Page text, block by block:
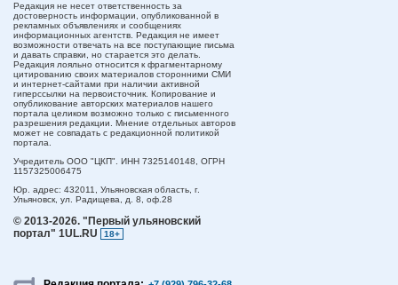
Редакция не несет ответственность за
достоверность информации, опубликованной в
рекламных объявлениях и сообщениях
информационных агентств. Редакция не имеет
возможности отвечать на все поступающие письма
и давать справки, но старается это делать.
Редакция лояльно относится к фрагментарному
цитированию своих материалов сторонними СМИ
и интернет-сайтами при наличии активной
гиперссылки на первоисточник. Копирование и
опубликование авторских материалов нашего
портала целиком возможно только с письменного
разрешения редакции. Мнение отдельных авторов
может не совпадать с редакционной политикой
портала.
Учредитель ООО "ЦКП". ИНН 7325140148, ОГРН
1157325006475
Юр. адрес: 432011, Ульяновская область, г.
Ульяновск, ул. Радищева, д. 8, оф.28
© 2013-2026. "Первый ульяновский
портал" 1UL.RU
18+